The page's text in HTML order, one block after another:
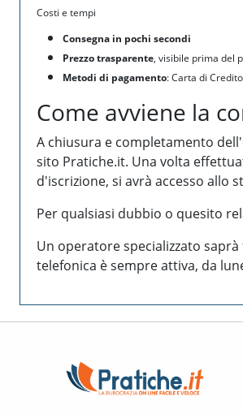
Costi e tempi
Consegna in pochi secondi
Prezzo trasparente , visibile prima del
Metodi di pagamento: Carta di
Come avviene la
A chiusura e completamento
sito Pratiche.it. Una volta
d'iscrizione, si avrà accesso allo
Per qualsiasi dubbio o quesito
Un operatore specializzato
telefonica è sempre attiva, da